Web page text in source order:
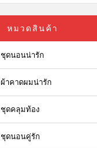
หมวดสินค้า
ชุดนอนน่ารัก
ผ้าคาดผมน่ารัก
ชุดคลุมท้อง
ชุดนอนคู่รัก